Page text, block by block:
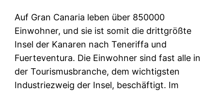
Auf Gran Canaria leben über 850000
Einwohner, und sie ist somit die drittgrößte
Insel der Kanaren nach Teneriffa und
Fuerteventura. Die Einwohner sind fast alle in
der Tourismusbranche, dem wichtigsten
Industriezweig der Insel, beschäftigt. Im